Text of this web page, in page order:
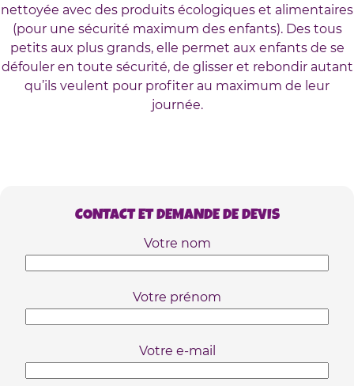
nettoyée avec des produits écologiques et alimentaires
(pour une sécurité maximum des enfants). Des tous
petits aux plus grands, elle permet aux enfants de se
défouler en toute sécurité, de glisser et rebondir autant
qu’ils veulent pour profiter au maximum de leur
journée.
CONTACT ET DEMANDE DE DEVIS
Votre nom
Votre prénom
Votre e-mail